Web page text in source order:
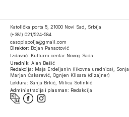
Katolička porta 5, 21000 Novi Sad, Srbija
(+381) 021/524-584
casopispolja@gmail.com
Direktor: Bojan Panaotović
Izdavač: Kulturni centar Novog Sada
Urednik: Alen Bešić
Redakcija: Maja Erdeljanin (likovna urednica),
Marjan Čakarević, Ognjen Klisara (dizajner)
Lektura: Sanja Brkić, Milica Sofinkić
Administracija i plasman: Redakcija